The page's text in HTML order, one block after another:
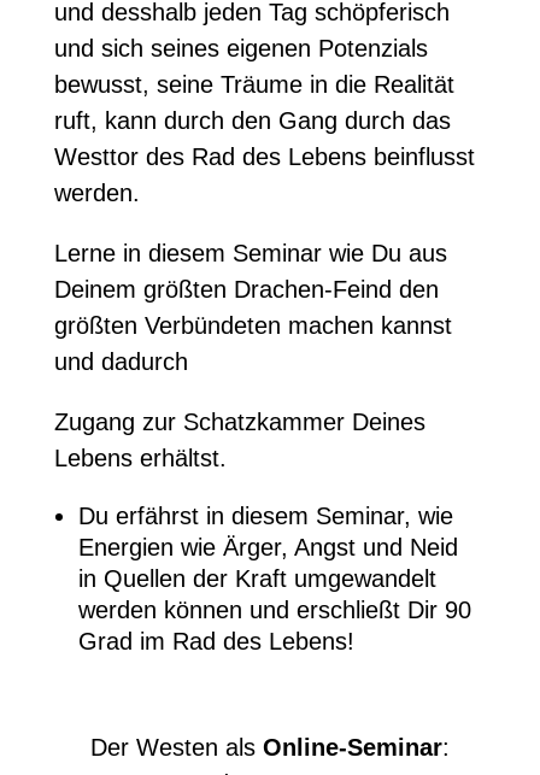
und desshalb jeden Tag schöpferisch
und sich seines eigenen Potenzials
bewusst, seine Träume in die Realität
ruft, kann durch den Gang durch das
Westtor des Rad des Lebens beinflusst
werden.
Lerne in diesem Seminar wie Du aus
Deinem größten Drachen-Feind den
größten Verbündeten machen kannst
und dadurch
Zugang zur Schatzkammer Deines
Lebens erhältst.
Du erfährst in diesem Seminar, wie
Energien wie Ärger, Angst und Neid
in Quellen der Kraft umgewandelt
werden können und erschließt Dir 90
Grad im Rad des Lebens!
Der Westen als Online-Seminar: